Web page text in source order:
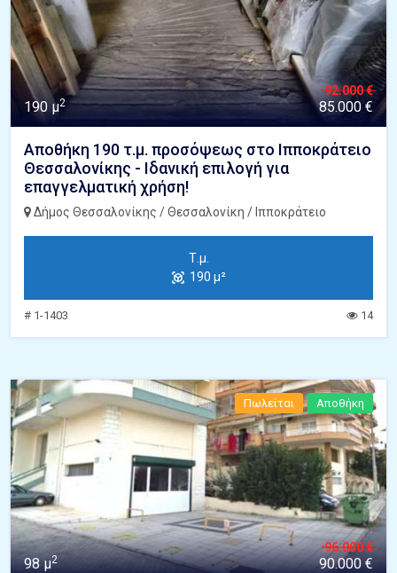
190 μ2
92.000 €
85.000 €
Αποθήκη 190 τ.μ. προσόψεως στο Ιπποκράτειο
Θεσσαλονίκης - Ιδανική επιλογή για
επαγγελματική χρήση!
Δήμος Θεσσαλονίκης / Θεσσαλονίκη / Ιπποκράτειο
Τ.μ.
190 μ²
# 1-1403 14
Πωλείται Αποθήκη
98 μ2
96.000 €
90.000 €